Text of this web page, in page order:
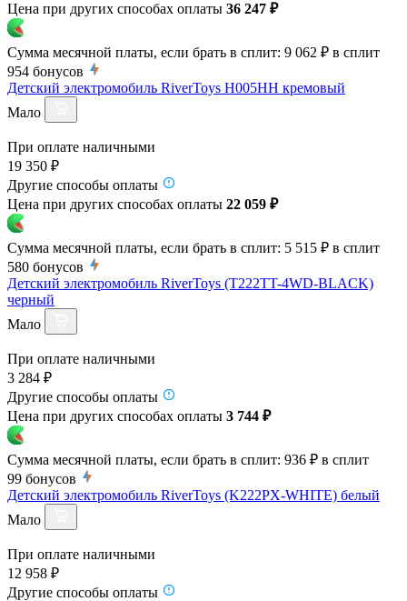
Цена при других способах оплаты 36 247 ₽
Сумма месячной платы, если брать в сплит: 9 062 ₽ в сплит
954 бонусов
Детский электромобиль RiverToys H005HH кремовый
Мало
При оплате наличными
19 350 ₽
Другие способы оплаты
Цена при других способах оплаты 22 059 ₽
Сумма месячной платы, если брать в сплит: 5 515 ₽ в сплит
580 бонусов
Детский электромобиль RiverToys (T222TT-4WD-BLACK)
черный
Мало
При оплате наличными
3 284 ₽
Другие способы оплаты
Цена при других способах оплаты 3 744 ₽
Сумма месячной платы, если брать в сплит: 936 ₽ в сплит
99 бонусов
Детский электромобиль RiverToys (K222PX-WHITE) белый
Мало
При оплате наличными
12 958 ₽
Другие способы оплаты